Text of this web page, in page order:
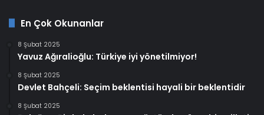
En Çok Okunanlar
8 Şubat 2025
Yavuz Ağıralioğlu: Türkiye iyi yönetilmiyor!
8 Şubat 2025
Devlet Bahçeli: Seçim beklentisi hayali bir beklentidir
8 Şubat 2025